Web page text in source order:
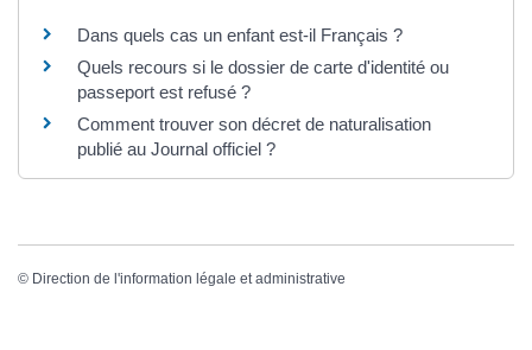
Dans quels cas un enfant est-il Français ?
Quels recours si le dossier de carte d'identité ou
passeport est refusé ?
Comment trouver son décret de naturalisation
publié au Journal officiel ?
© Direction de l'information légale et administrative